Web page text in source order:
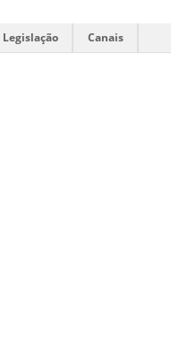
Legislação Canais